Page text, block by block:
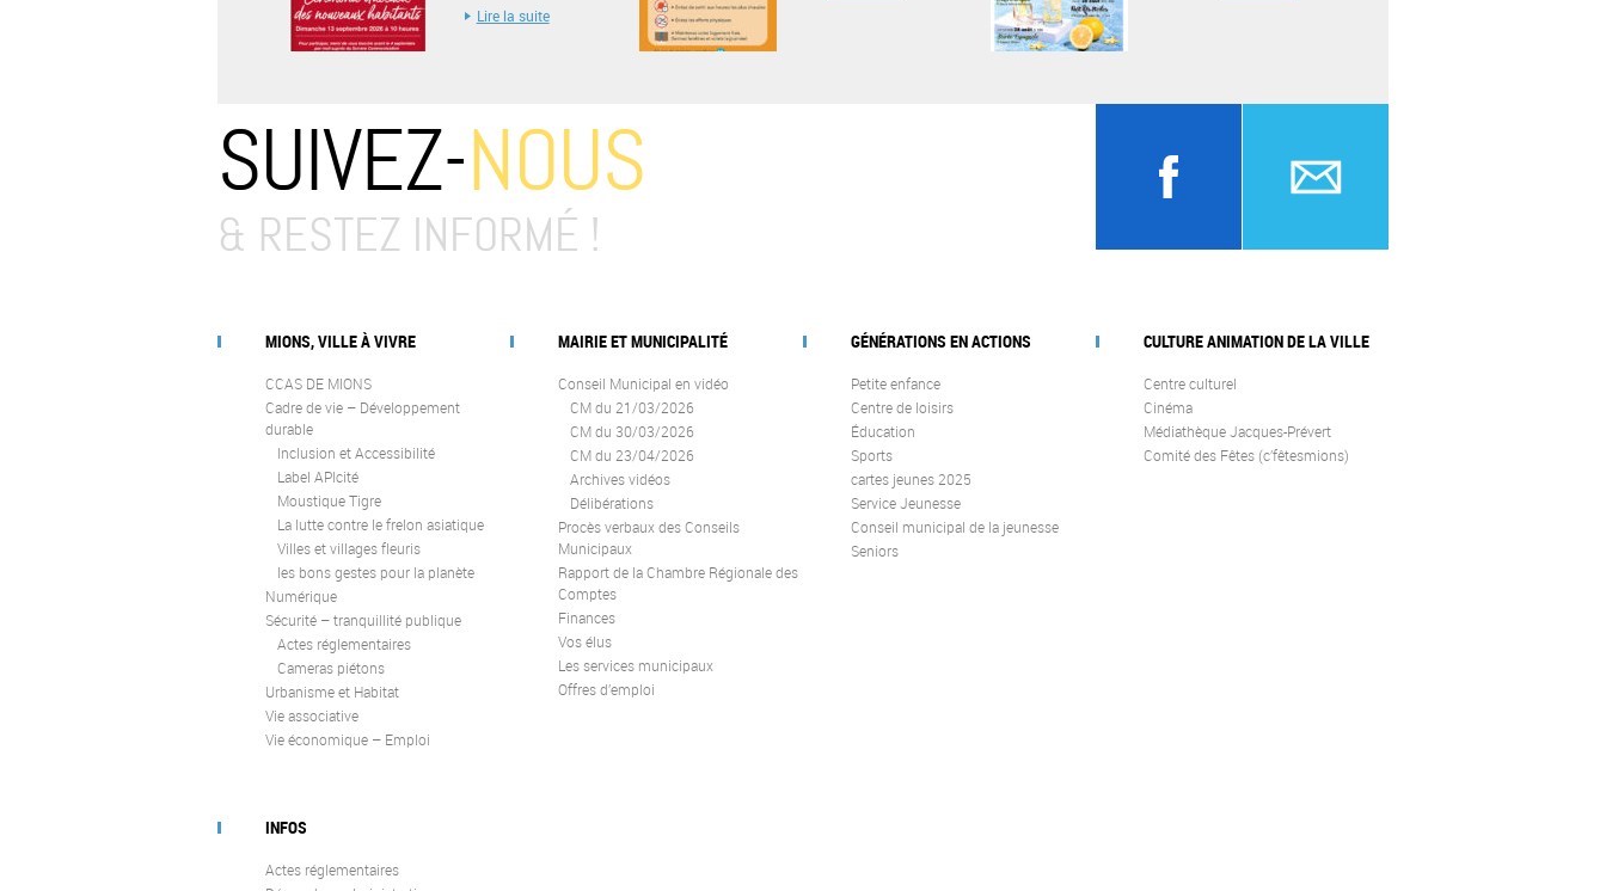
Lire la suite
SUIVEZ-NOUS
& RESTEZ INFORMÉ !
MIONS, VILLE À VIVRE
CCAS DE MIONS
Cadre de vie – Développement
durable
Inclusion et Accessibilité
Label APIcité
Moustique Tigre
La lutte contre le frelon asiatique
Villes et villages fleuris
les bons gestes pour la planète
Numérique
Sécurité – tranquillité publique
Actes réglementaires
Cameras piétons
Urbanisme et Habitat
Vie associative
Vie économique – Emploi
MAIRIE ET MUNICIPALITÉ
Conseil Municipal en vidéo
CM du 21/03/2026
CM du 30/03/2026
CM du 23/04/2026
Archives vidéos
Délibérations
Procès verbaux des Conseils
Municipaux
Rapport de la Chambre Régionale des
Comptes
Finances
Vos élus
Les services municipaux
Offres d’emploi
GÉNÉRATIONS EN ACTIONS
Petite enfance
Centre de loisirs
Éducation
Sports
cartes jeunes 2025
Service Jeunesse
Conseil municipal de la jeunesse
Seniors
CULTURE ANIMATION DE LA VILLE
Centre culturel
Cinéma
Médiathèque Jacques-Prévert
Comité des Fêtes (c’fêtesmions)
INFOS
Actes réglementaires